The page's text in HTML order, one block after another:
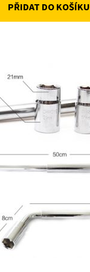
was:
is:
PŘIDAT DO KOŠÍKU